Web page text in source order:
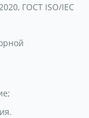
ГОСТ ISO/IEC